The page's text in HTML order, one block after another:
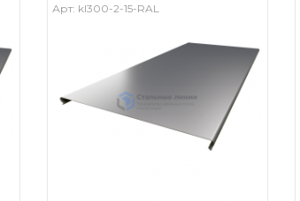
Арт: kl300-2-15-RAL